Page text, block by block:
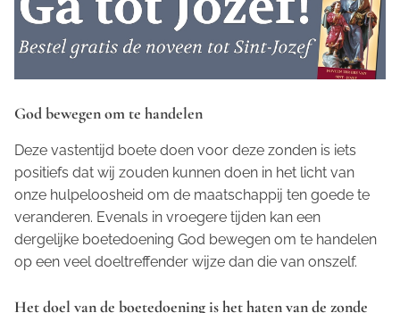
God bewegen om te handelen
Deze vastentijd boete doen voor deze zonden is iets
positiefs dat wij zouden kunnen doen in het licht van
onze hulpeloosheid om de maatschappij ten goede te
veranderen. Evenals in vroegere tijden kan een
dergelijke boetedoening God bewegen om te handelen
op een veel doeltreffender wijze dan die van onszelf.
Het doel van de boetedoening is het haten van de zonde